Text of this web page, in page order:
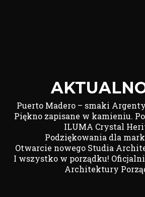
Puerto Madero – smaki
Piękno zapisane w kamieniu.
ILUMA Crystal
Podziękowania dla
Otwarcie nowego Studia
I wszystko w porządku!
Architektury